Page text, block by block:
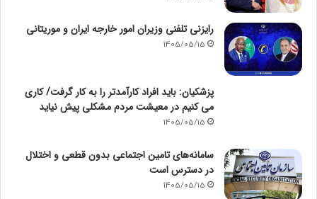
رایزنی تلفنی وزیران امور خارجه ایران و موریتانی
1405/05/15
پزشکیان: باید افراد کارآمدتر را به کار گرفت/ کاری
می کنیم در معیشت مردم مشکلی پیش نیاید
1405/05/15
سامانه‌های تامین اجتماعی بدون قطعی و اختلال
در دسترس است
1405/05/15